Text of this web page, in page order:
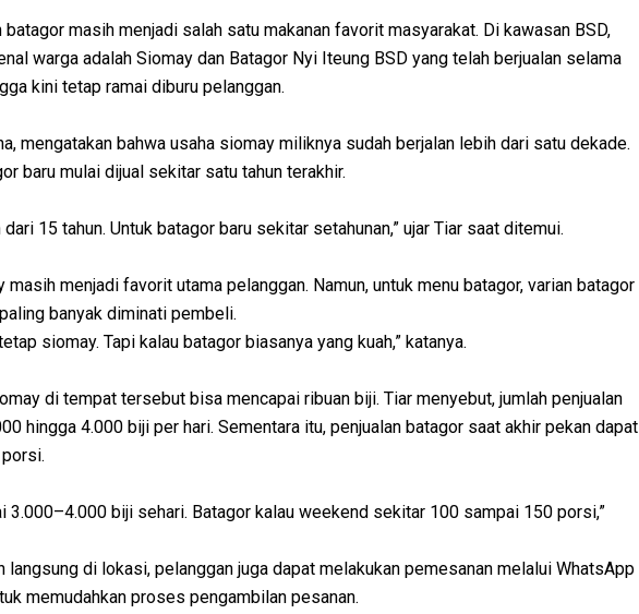
masih menjadi salah satu makanan favorit masyarakat. Di kawasan BSD,
warga adalah Siomay dan Batagor Nyi Iteung BSD yang telah berjualan selama
kini tetap ramai diburu pelanggan.
mengatakan bahwa usaha siomay miliknya sudah berjalan lebih dari satu dekade.
baru mulai dijual sekitar satu tahun terakhir.
15 tahun. Untuk batagor baru sekitar setahunan,” ujar Tiar saat ditemui.
masih menjadi favorit utama pelanggan. Namun, untuk menu batagor, varian batagor
banyak diminati pembeli.
siomay. Tapi kalau batagor biasanya yang kuah,” katanya.
di tempat tersebut bisa mencapai ribuan biji. Tiar menyebut, jumlah penjualan
hingga 4.000 biji per hari. Sementara itu, penjualan batagor saat akhir pekan dapat
3.000–4.000 biji sehari. Batagor kalau weekend sekitar 100 sampai 150 porsi,”
langsung di lokasi, pelanggan juga dapat melakukan pemesanan melalui WhatsApp
memudahkan proses pengambilan pesanan.